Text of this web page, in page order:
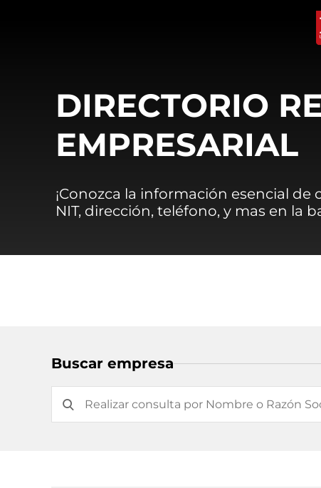
DIRECTORIO
EMPRESARIAL
¡Conozca la información esencial
NIT, dirección, teléfono, y mas en la
Buscar empresa